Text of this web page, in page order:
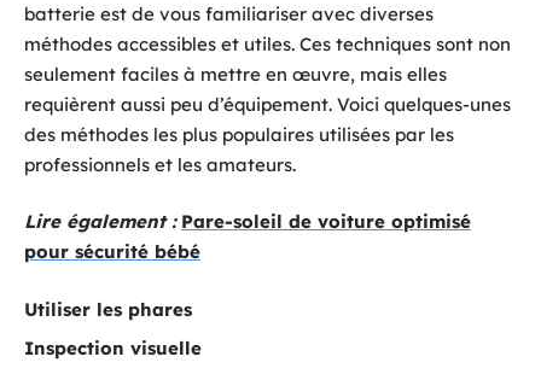
batterie est de vous familiariser avec diverses
méthodes accessibles et utiles. Ces techniques sont non
seulement faciles à mettre en œuvre, mais elles
requièrent aussi peu d’équipement. Voici quelques-unes
des méthodes les plus populaires utilisées par les
professionnels et les amateurs.
Lire également : Pare-soleil de voiture optimisé
pour sécurité bébé
Utiliser les phares
Inspection visuelle